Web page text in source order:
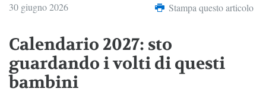
30 giugno 2026 Stampa questo articolo
Calendario 2027: sto
guardando i volti di questi
bambini